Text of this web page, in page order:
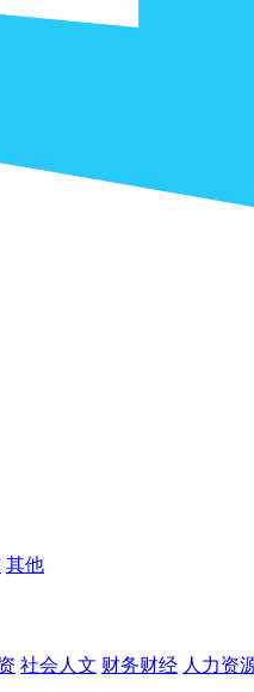
其他
社会人文 财务财经 人力资